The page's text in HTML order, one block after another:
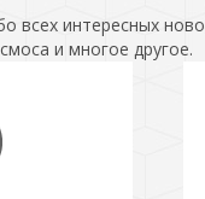
всех интересных
и многое другое.